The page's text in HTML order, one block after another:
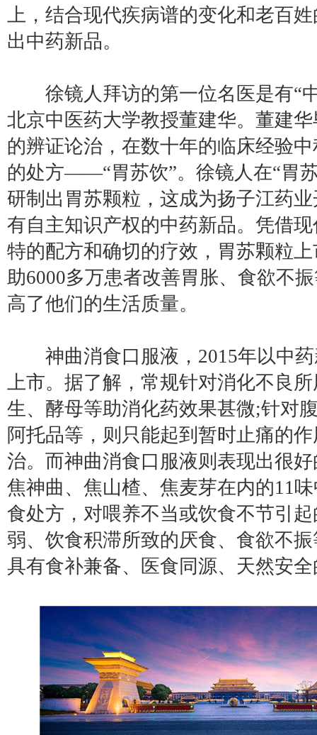
上，结合现代疾病谱的变化和老百
出中药新品。
徐镜人拜访的第一位名医是有“
北京中医药大学教授董建华。董建
的辨证论治，在数十年的临床经验
的处方——“胃苏饮”。徐镜人在“胃
研制出胃苏颗粒，这成为扬子江药
有自主知识产权的中药新品。凭借
特的配方和确切的疗效，胃苏颗粒
助6000多万患者改善胃胀、食欲不
高了他们的生活质量。
神曲消食口服液，2015年以中药
上市。据了解，常规针对消化不良
生、酵母等助消化药效果甚微;针对
阿托品等，则只能起到暂时止痛的
治。而神曲消食口服液则表现出很
焦神曲、焦山楂、焦麦芽在内的11
食处方，对喂养不当或饮食不节引
弱、饮食积滞所致的厌食、食欲不
具有食补兼备、医食同源、天然安